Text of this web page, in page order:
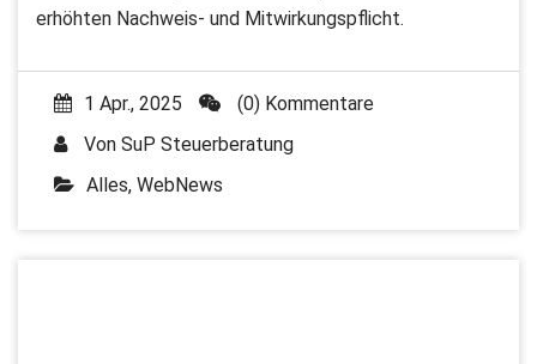
erhöhten Nachweis- und Mitwirkungspflicht.
1 Apr., 2025
(0) Kommentare
Von SuP Steuerberatung
Alles, WebNews